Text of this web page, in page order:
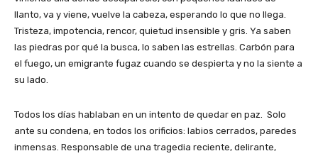
llanto, va y viene, vuelve la cabeza, esperando lo que no llega.
Tristeza, impotencia, rencor, quietud insensible y gris. Ya saben
las piedras por qué la busca, lo saben las estrellas. Carbón para
el fuego, un emigrante fugaz cuando se despierta y no la siente a
su lado.
Todos los días hablaban en un intento de quedar en paz. Solo
ante su condena, en todos los orificios: labios cerrados, paredes
inmensas. Responsable de una tragedia reciente, delirante,